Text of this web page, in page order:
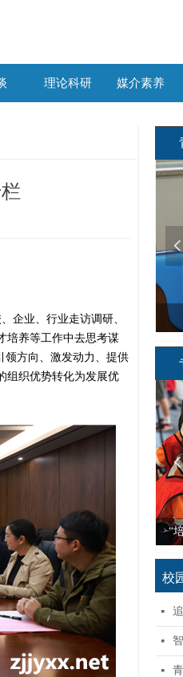
理论科研 媒介素养
企业、行业走访调研、
培养等工作中去思考谋
领方向、激发动力、提供
组织优势转化为发展优
一次起跑都要全力以赴
洋文化 陪伴儿童成长
窗口 奋笔写青春
核实力 方能技高一筹
逐心中的梦想
化素养 发扬武术精神
繁星 追光而行
硬本领 赋能精彩人生
成才 匠心筑梦
成才路 奋斗筑梦未来
力量开启蜂农致富路
成就少女职业梦
：匠技立身 匠行育人
科技路上的追梦人
才艺 绽时尚魅力
：心有梦想 必有远方
银幕，逐梦舞台
：破茧而出 初露光芒
直播带货助力乡村振兴
人间，最美逆行者
创客 梦想起航
成才路 树技能报国志
：勇敢追梦 技能成才
路人，时光不负有心人
助力 高考加油
用奋斗擦亮青春底色
验室里的“侦察兵”
迎着太阳奔跑的女孩
生逆袭考上研究生
青春护卫生命之光
넳
期 同心向未来”专栏 “
俗 传承传统文化”专栏
长 擦亮生活底色”专栏
康 护航学子成长”专栏
神 劲吹文明新风”专栏
结 新年强部署”专栏
能教育教学”生动实践专栏
全民终身学习活动周专栏
建共同体生动实践专栏
校长青蓝工程培训专栏
育特色品牌项目建设专栏
孩子们有一个诗意的童年
量教师队伍建设专栏
高质量发展探索与实践专栏
融合赋能提升行动专栏
打下底色读书行动专栏
走上技能成才之路专栏
养老探索与实践专栏
孩子成长探索与实践专栏
以美培元”生动实践专栏
商教育研究专栏
端生意趣，字里跃童心
界融合发展共同体探索与实践
넳
校
넷
넷
넷